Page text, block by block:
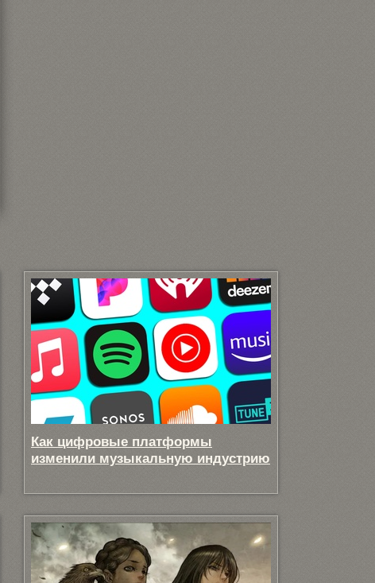
Как цифровые платформы
изменили музыкальную индустрию